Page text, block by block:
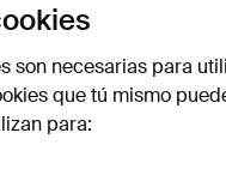
son necesarias para
que tú mismo
para: